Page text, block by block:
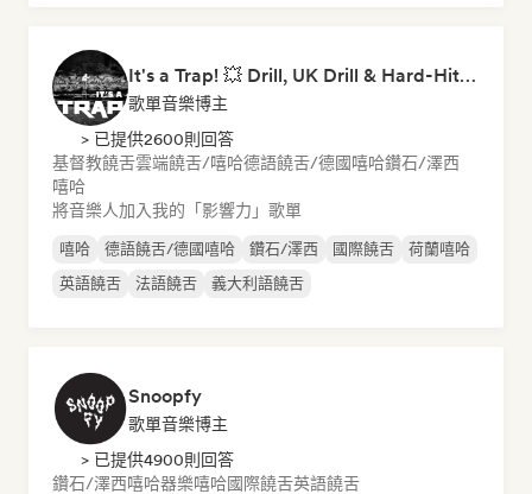
It's a Trap! 💥 Drill, UK Drill & Hard-Hitting Trap
歌單音樂博主
> 已提供2600則回答
基督教饒舌雲端饒舌/嘻哈德語饒舌/德國嘻哈鑽石/澤西
嘻哈
將音樂人加入我的「影響力」歌單
嘻哈 德語饒舌/德國嘻哈 鑽石/澤西 國際饒舌
荷蘭嘻哈
英語饒舌
法語饒舌 義大利語饒舌
Snoopfy
歌單音樂博主
> 已提供4900則回答
鑽石/澤西嘻哈器樂嘻哈國際饒舌英語饒舌